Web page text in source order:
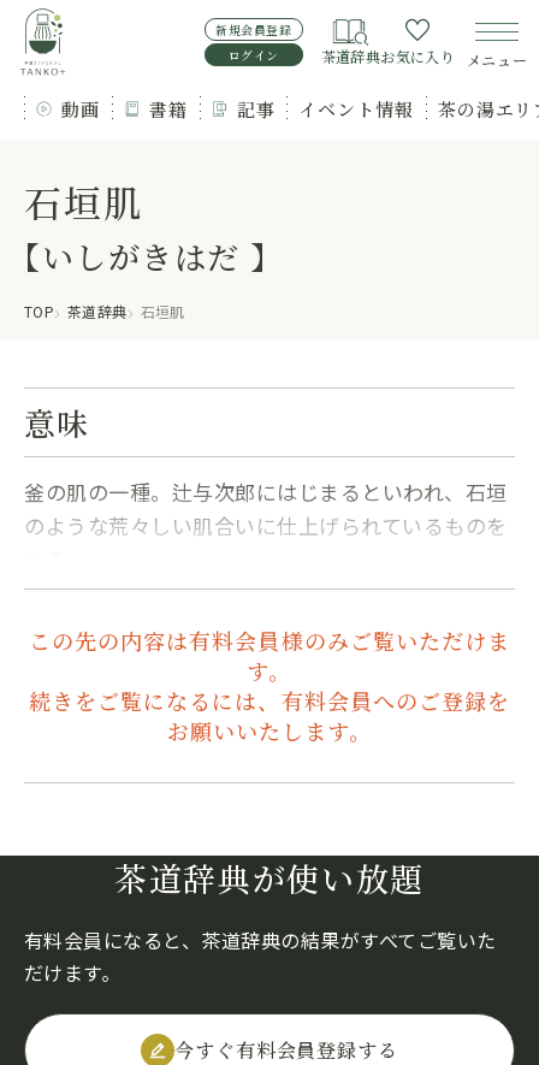
新規会員登録
ログイン
茶道辞典お気に入り メニュー
動画 書籍 記事 イベント情報 茶の湯エ
石垣肌
【いしがきはだ 】
TOP 茶道辞典 石垣肌
意味
釜の肌の一種。辻与次郎にはじまるといわれ、石垣
のような荒々しい肌合いに仕上げられているものを
この先の内容は有料会員様のみご覧いただけま
す。
続きをご覧になるには、有料会員へのご登録を
お願いいたします。
茶道辞典が使い放題
有料会員になると、茶道辞典の結果がすべてご覧いた
だけます。
今すぐ有料会員登録する